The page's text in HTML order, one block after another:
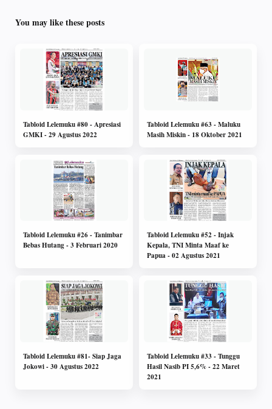
You may like these posts
Tabloid Lelemuku #80 - Apresiasi
GMKI - 29 Agustus 2022
Tabloid Lelemuku #63 - Maluku
Masih Miskin - 18 Oktober 2021
Tabloid Lelemuku #26 - Tanimbar
Bebas Hutang - 3 Februari 2020
Tabloid Lelemuku #52 - Injak
Kepala, TNI Minta Maaf ke
Papua - 02 Agustus 2021
Tabloid Lelemuku #81- Siap Jaga
Jokowi - 30 Agustus 2022
Tabloid Lelemuku #33 - Tunggu
Hasil Nasib PI 5,6% - 22 Maret
2021